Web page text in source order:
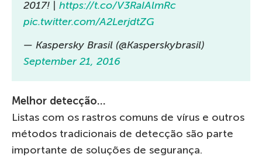
2017! | https://t.co/V3RaIAlmRc
pic.twitter.com/A2LerjdtZG
— Kaspersky Brasil (@Kasperskybrasil)
September 21, 2016
Melhor detecção…
Listas com os rastros comuns de vírus e outros
métodos tradicionais de detecção são parte
importante de soluções de segurança.